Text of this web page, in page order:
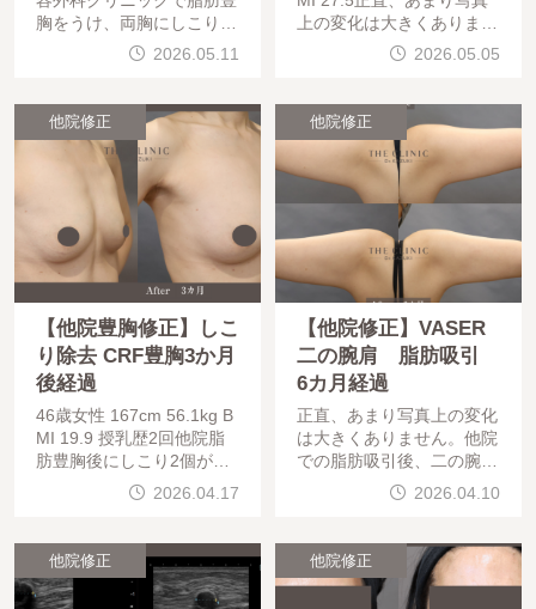
胸をうけ、両胸にしこりを
形成。除去のご相談にこら
れました。両胸に4-5cmの
腺の下にあるため、バスト
下縁に切
2026.05.11
上の変化は大きくありませ
ん。「以前、他のクリニッ
クで脂肪吸引をしたけれど
かった…」そんな
2026.05.05
他院修正
【他院豊胸修正】しこ
り除去 CRF豊胸3か月
後経過
46歳女性 167cm 56.1kg B
MI 19.9 授乳歴2回他院脂
肪豊胸後にしこり2個が出
来ており、その摘出をした
後で、コンデンスリッチ脂
院脂肪豊胸で太
2026.04.17
他院修正
【他院修正】VASER
二の腕肩 脂肪吸引
6カ月経過
正直、あまり写真上の変化
は大きくありません。他院
での脂肪吸引後、二の腕や
肩に「取り残し」があると
感じられ、当院で修正手術
ヶ月の経過をご紹介します
。ついている脂肪も左右
2026.04.10
他院修正 他院修正